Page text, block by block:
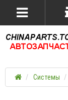
Системы